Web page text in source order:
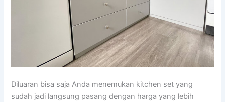
Diluaran bisa saja Anda menemukan kitchen set yang
sudah jadi langsung pasang dengan harga yang lebih